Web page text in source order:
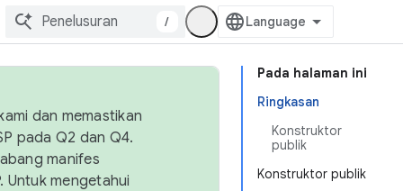
/
Pada halaman ini
Ringkasan
Konstruktor
publik
Konstruktor publik
dan memastikan
pada Q2 dan Q4.
manifes
Untuk mengetahui